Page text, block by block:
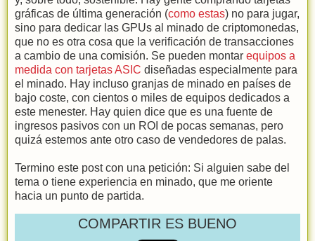
gráficas de última generación (como estas) no para jugar,
sino para dedicar las GPUs al minado de criptomonedas,
que no es otra cosa que la verificación de transacciones
a cambio de una comisión. Se pueden montar equipos a
medida con tarjetas ASIC diseñadas especialmente para
el minado. Hay incluso granjas de minado en países de
bajo coste, con cientos o miles de equipos dedicados a
este menester. Hay quien dice que es una fuente de
ingresos pasivos con un ROI de pocas semanas, pero
quizá estemos ante otro caso de vendedores de palas.
Termino este post con una petición: Si alguien sabe del
tema o tiene experiencia en minado, que me oriente
hacia un punto de partida.
COMPARTIR ES BUENO